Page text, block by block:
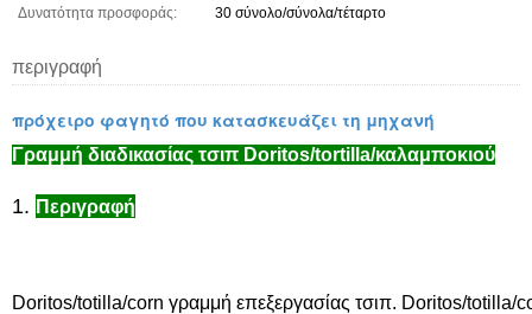
Δυνατότητα προσφοράς:
30 σύνολο/σύνολα/τέταρτο
περιγραφή
πρόχειρο φαγητό που κατασκευάζει τη μηχανή
Γραμμή διαδικασίας τσιπ Doritos/tortilla/καλαμποκιού
1. Περιγραφή
Doritos/totilla/corn γραμμή επεξεργασίας τσιπ. Doritos/totilla/